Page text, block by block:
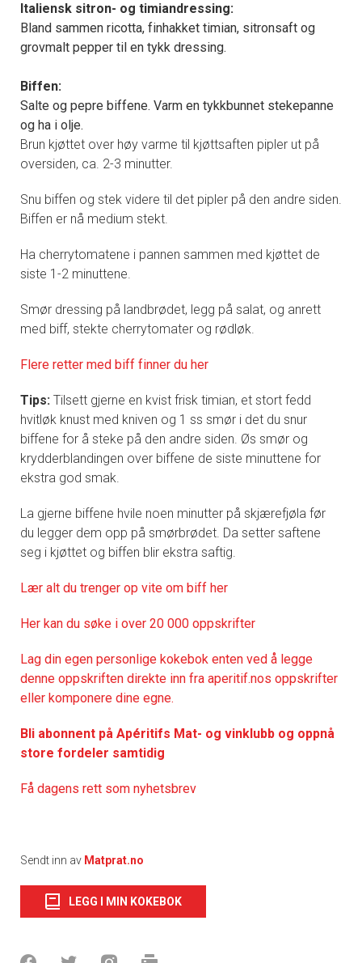
Italiensk sitron- og timiandressing:
Bland sammen ricotta, finhakket timian, sitronsaft og
grovmalt pepper til en tykk dressing.
Biffen:
Salte og pepre biffene. Varm en tykkbunnet stekepanne
og ha i olje.
Brun kjøttet over høy varme til kjøttsaften pipler ut på
oversiden, ca. 2-3 minutter.
Snu biffen og stek videre til det pipler på den andre siden.
Biffen er nå medium stekt.
Ha cherrytomatene i pannen sammen med kjøttet de
siste 1-2 minuttene.
Smør dressing på landbrødet, legg på salat, og anrett
med biff, stekte cherrytomater og rødløk.
Flere retter med biff finner du her
Tips: Tilsett gjerne en kvist frisk timian, et stort fedd
hvitløk knust med kniven og 1 ss smør i det du snur
biffene for å steke på den andre siden. Øs smør og
krydderblandingen over biffene de siste minuttene for
ekstra god smak.
La gjerne biffene hvile noen minutter på skjærefjøla før
du legger dem opp på smørbrødet. Da setter saftene
seg i kjøttet og biffen blir ekstra saftig.
Lær alt du trenger op vite om biff her
Her kan du søke i over 20 000 oppskrifter
Lag din egen personlige kokebok enten ved å legge
denne oppskriften direkte inn fra aperitif.nos oppskrifter
eller komponere dine egne.
Bli abonnent på Apéritifs Mat- og vinklubb og oppnå
store fordeler samtidig
Få dagens rett som nyhetsbrev
Sendt inn av Matprat.no
LEGG I MIN KOKEBOK